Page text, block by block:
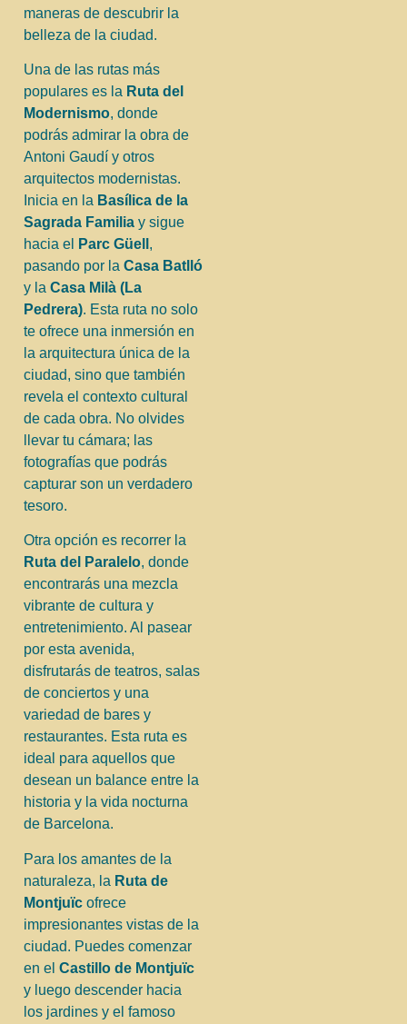
maneras de descubrir la
belleza de la ciudad.
Una de las rutas más
populares es la Ruta del
Modernismo, donde
podrás admirar la obra de
Antoni Gaudí y otros
arquitectos modernistas.
Inicia en la Basílica de la
Sagrada Familia y sigue
hacia el
Parc Güell ,
pasando por la Casa Batlló
y la Casa Milà (La
Pedrera). Esta ruta no solo
te ofrece una inmersión en
la arquitectura única de la
ciudad, sino que también
revela el contexto cultural
de cada obra. No olvides
llevar tu cámara; las
fotografías que podrás
capturar son un verdadero
tesoro.
Otra opción es recorrer la
Ruta del Paralelo, donde
encontrarás una mezcla
vibrante de cultura y
entretenimiento. Al pasear
por esta avenida,
disfrutarás de teatros, salas
de conciertos y una
variedad de bares y
restaurantes. Esta ruta es
ideal para aquellos que
desean un balance entre la
historia y la vida nocturna
de Barcelona.
Para los amantes de la
naturaleza, la Ruta de
Montjuïc ofrece
impresionantes vistas de la
ciudad. Puedes comenzar
en el Castillo de Montjuïc
y luego descender hacia
los jardines y el famoso